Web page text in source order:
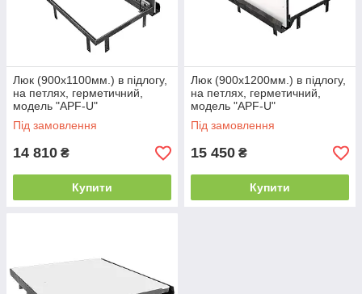
Люк (900х1100мм.) в підлогу,
на петлях, герметичний,
модель "APF-U"
Під замовлення
14 810 ₴
Купити
Люк (900х1200мм.) в підлогу,
на петлях, герметичний,
модель "APF-U"
Під замовлення
15 450 ₴
Купити